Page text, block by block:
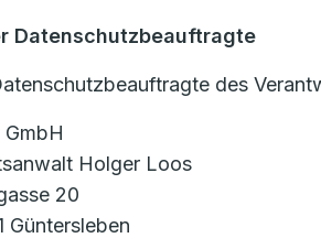
Datenschutzbeauftragte
des
Holger Loos
20
Güntersleben